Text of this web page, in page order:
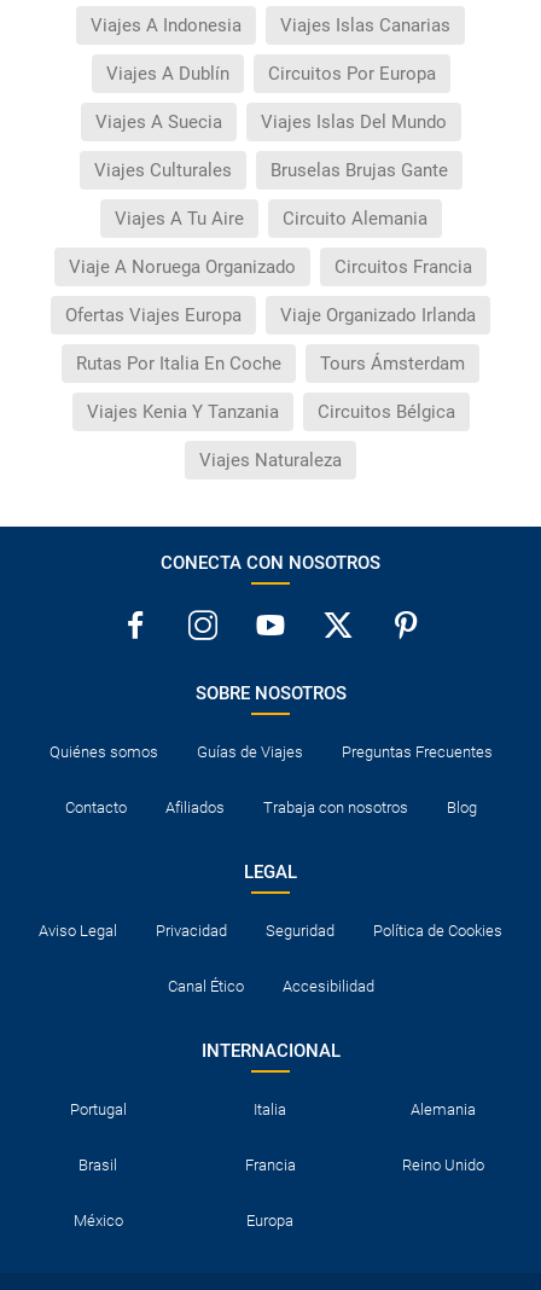
Viajes A Indonesia Viajes Islas Canarias
Viajes A Dublín Circuitos Por Europa
Viajes A Suecia Viajes Islas Del Mundo
Viajes Culturales Bruselas Brujas Gante
Viajes A Tu Aire Circuito Alemania
Viaje A Noruega Organizado Circuitos Francia
Ofertas Viajes Europa Viaje Organizado Irlanda
Rutas Por Italia En Coche Tours Ámsterdam
Viajes Kenia Y Tanzania Circuitos Bélgica
Viajes Naturaleza
CONECTA CON NOSOTROS
SOBRE NOSOTROS
Quiénes somos Guías de Viajes Preguntas Frecuentes
Contacto Afiliados Trabaja con nosotros Blog
LEGAL
Aviso Legal Privacidad Seguridad Política de Cookies
Canal Ético Accesibilidad
INTERNACIONAL
Portugal Italia Alemania
Brasil Francia Reino Unido
México Europa